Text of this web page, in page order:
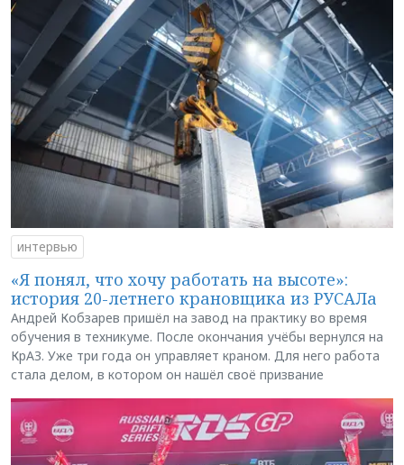
интервью
«Я понял, что хочу работать на высоте»:
история 20-летнего крановщика из РУСАЛа
Андрей Кобзарев пришёл на завод на практику во время
обучения в техникуме. После окончания учёбы вернулся на
КрАЗ. Уже три года он управляет краном. Для него работа
стала делом, в котором он нашёл своё призвание